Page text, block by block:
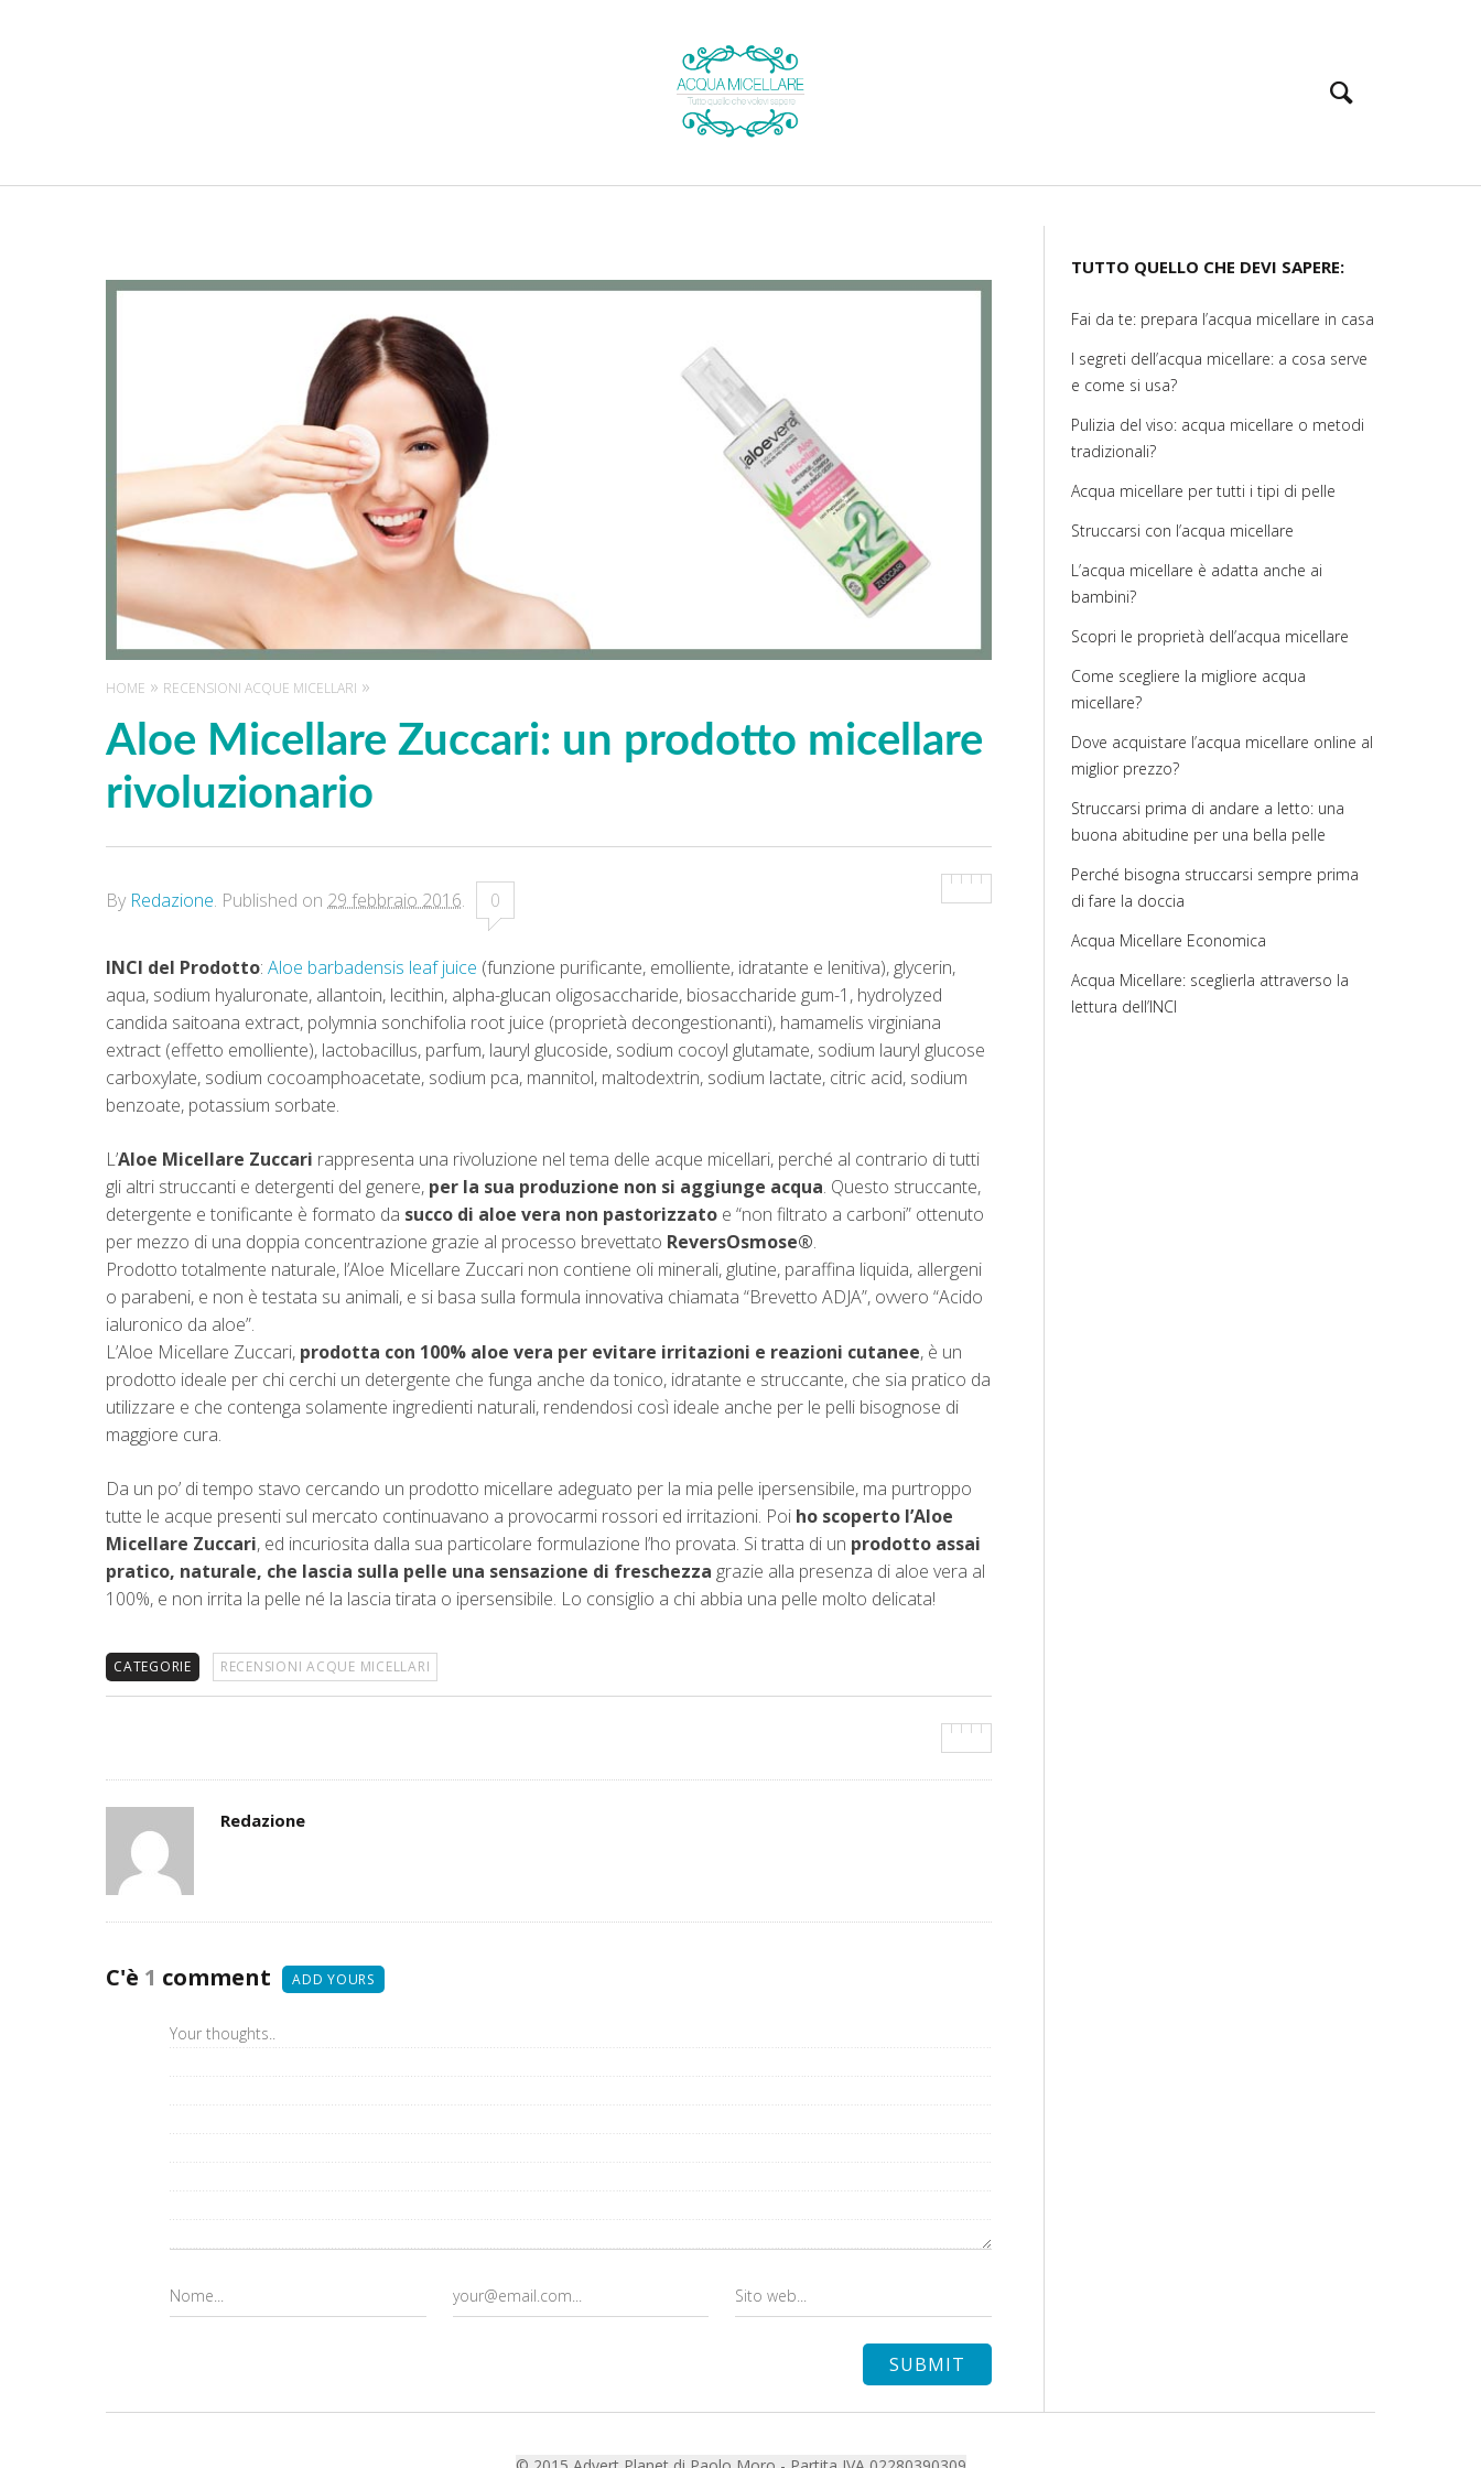
HOME RECENSIONI ACQUE MICELLARI
Aloe Micellare Zuccari: un prodotto micellare
rivoluzionario
By Redazione. Published on 29 febbraio 2016. 0
INCI del Prodotto: Aloe barbadensis leaf juice (funzione purificante, emolliente, idratante e lenitiva), glycerin,
aqua, sodium hyaluronate, allantoin, lecithin, alpha-glucan oligosaccharide, biosaccharide gum-1, hydrolyzed
candida saitoana extract, polymnia sonchifolia root juice (proprietà decongestionanti), hamamelis virginiana
extract (effetto emolliente), lactobacillus, parfum, lauryl glucoside, sodium cocoyl glutamate, sodium lauryl glucose
carboxylate, sodium cocoamphoacetate, sodium pca, mannitol, maltodextrin, sodium lactate, citric acid, sodium
benzoate, potassium sorbate.
L’Aloe Micellare Zuccari rappresenta una rivoluzione nel tema delle acque micellari, perché al contrario di tutti
gli altri struccanti e detergenti del genere, per la sua produzione non si aggiunge acqua. Questo struccante,
detergente e tonificante è formato da succo di aloe vera non pastorizzato e “non filtrato a carboni” ottenuto
per mezzo di una doppia concentrazione grazie al processo brevettato ReversOsmose®.
Prodotto totalmente naturale, l’Aloe Micellare Zuccari non contiene oli minerali, glutine, paraffina liquida, allergeni
o parabeni, e non è testata su animali, e si basa sulla formula innovativa chiamata “Brevetto ADJA”, ovvero “Acido
ialuronico da aloe”.
L’Aloe Micellare Zuccari, prodotta con 100% aloe vera per evitare irritazioni e reazioni cutanee, è un
prodotto ideale per chi cerchi un detergente che funga anche da tonico, idratante e struccante, che sia pratico da
utilizzare e che contenga solamente ingredienti naturali, rendendosi così ideale anche per le pelli bisognose di
maggiore cura.
Da un po’ di tempo stavo cercando un prodotto micellare adeguato per la mia pelle ipersensibile, ma purtroppo
tutte le acque presenti sul mercato continuavano a provocarmi rossori ed irritazioni. Poi ho scoperto l’Aloe
Micellare Zuccari, ed incuriosita dalla sua particolare formulazione l’ho provata. Si tratta di un prodotto assai
pratico, naturale, che lascia sulla pelle una sensazione di freschezza grazie alla presenza di aloe vera al
100%, e non irrita la pelle né la lascia tirata o ipersensibile. Lo consiglio a chi abbia una pelle molto delicata!
CATEGORIE RECENSIONI ACQUE MICELLARI
Assegna
Redazione
C'è 1 comment ADD YOURS
TUTTO QUELLO CHE DEVI SAPERE:
Fai da te: prepara l’acqua micellare in casa
I segreti dell’acqua micellare: a cosa serve
e come si usa?
Pulizia del viso: acqua micellare o metodi
tradizionali?
Acqua micellare per tutti i tipi di pelle
Struccarsi con l’acqua micellare
L’acqua micellare è adatta anche ai
bambini?
Scopri le proprietà dell’acqua micellare
Come scegliere la migliore acqua
micellare?
Dove acquistare l’acqua micellare online al
miglior prezzo?
Struccarsi prima di andare a letto: una
buona abitudine per una bella pelle
Perché bisogna struccarsi sempre prima
di fare la doccia
Acqua Micellare Economica
Acqua Micellare: sceglierla attraverso la
lettura dell’INCI